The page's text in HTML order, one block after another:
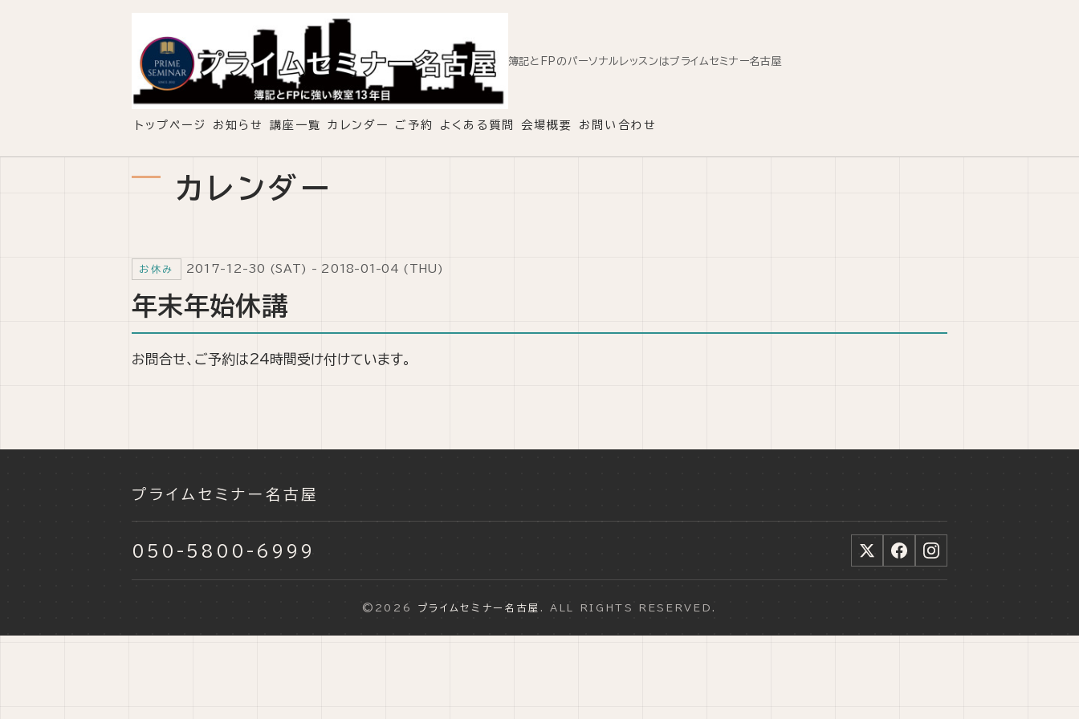
簿記とFPのパーソナルレッスンはプライムセミナー名古屋
トップページ お知らせ 講座一覧 カレンダー ご予約 よくある質問 会場概要 お問い合わせ
カレンダー
お休み 2017-12-30 (SAT) - 2018-01-04 (THU)
年末年始休講
お問合せ、ご予約は24時間受け付けています。
プライムセミナー名古屋
050-5800-6999
©2026 プライムセミナー名古屋 . ALL RIGHTS RESERVED.